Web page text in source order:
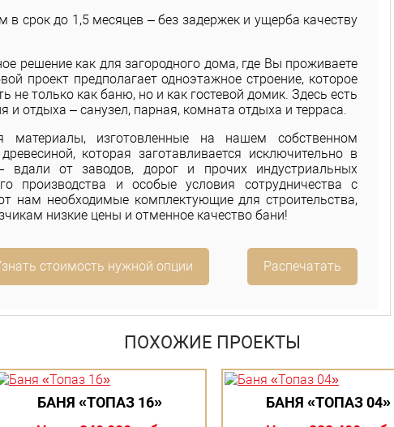
срок до 1,5 месяцев – без задержек и ущерба качеству
решение как для загородного дома, где Вы проживаете
проект предполагает одноэтажное строение, которое
не только как баню, но и как гостевой домик. Здесь есть
отдыха – санузел, парная, комната отдыха и терраса.
материалы, изготовленные на нашем собственном
которая заготавливается исключительно в
вдали от заводов, дорог и прочих индустриальных
производства и особые условия сотрудничества с
нам необходимые комплектующие для строительства,
низкие цены и отменное качество бани!
стоимость нужной опции Распечатать
ПОХОЖИЕ ПРОЕКТЫ
БАНЯ «ТОПАЗ 16»
БАНЯ «ТОПАЗ 04»